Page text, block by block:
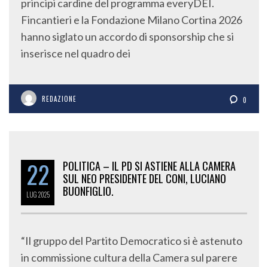
Fincantieri e la Fondazione Milano Cortina 2026
hanno siglato un accordo di sponsorship che si
inserisce nel quadro dei
22
LUG 2025
SUL NEO PRESIDENTE DEL CONI, LUCIANO
BUONFIGLIO.
in commissione cultura della Camera sul parere